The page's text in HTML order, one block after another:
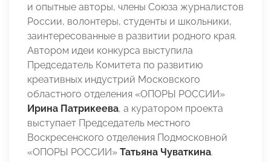
и опытные авторы, члены Союза журналистов
России, волонтеры, студенты и школьники,
заинтересованные в развитии родного края.
Автором идеи конкурса выступила
Председатель Комитета по развитию
креативных индустрий Московского
областного отделения «ОПОРЫ РОССИИ»
Ирина Патрикеева, а куратором проекта
выступает Председатель местного
Воскресенского отделения Подмосковной
«ОПОРЫ РОССИИ» Татьяна Чуваткина.